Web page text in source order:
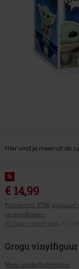
Hier vind je meer uit de
%
€ 14,99
Prijzen incl. BTW, exclusief
verzendkosten
30 dagen beste prijs
€
Grogu vinylfiguur
Meer productinformatie